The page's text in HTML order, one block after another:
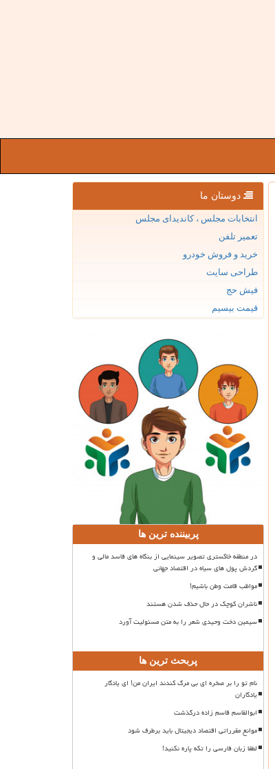
دوستان ما
انتخابات مجلس ، کاندیدای مجلس
تعمیر تلفن
خرید و فروش خودرو
طراحی سایت
فیش حج
قیمت بیسیم
پربیننده ترین ها
در منطقه خاکستری تصویر سینمایی از بنگاه های فاسد مالی و
گردش پول های سیاه در اقتصاد جهانی
مواظب قامت وطن باشیم!
ناشران کوچک در حال حذف شدن هستند
سیمین دخت وحیدی شعر را به متن مسئولیت آورد
پربحث ترین ها
نام تو را بر صخره ای بی مرگ کندند ایران من! ای یادگار
یادگاران
ابوالقاسم قاسم زاده درگذشت
موانع مقرراتی اقتصاد دیجیتال باید برطرف شود
لطفا زبان فارسی را تکه پاره نکنید!